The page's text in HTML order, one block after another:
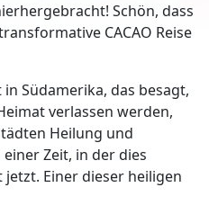
Schön, dass
CACAO Reise
Südamerika, das besagt,
verlassen werden,
Heilung und
Zeit, in der dies
Einer dieser heiligen